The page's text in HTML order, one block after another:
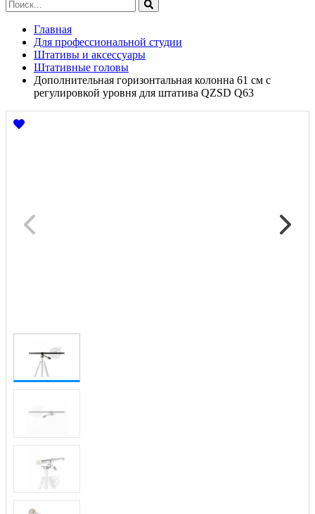
Главная
Для профессиональной студии
Штативы и аксессуары
Штативные головы
Дополнительная горизонтальная колонна 61 см с
регулировкой уровня для штатива QZSD Q63